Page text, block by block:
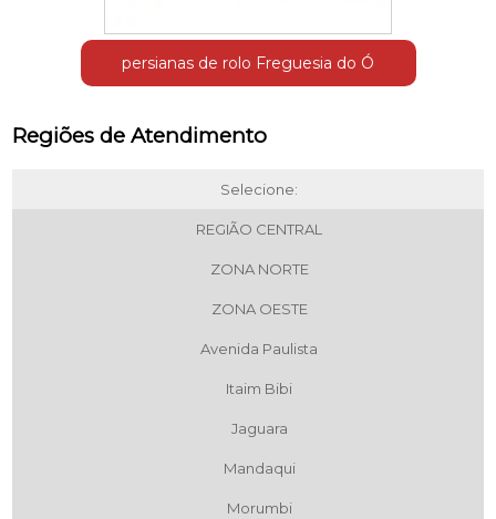
persianas de rolo Freguesia do Ó
Regiões de Atendimento
Selecione:
REGIÃO CENTRAL
ZONA NORTE
ZONA OESTE
Avenida Paulista
Itaim Bibi
Jaguara
Mandaqui
Morumbi